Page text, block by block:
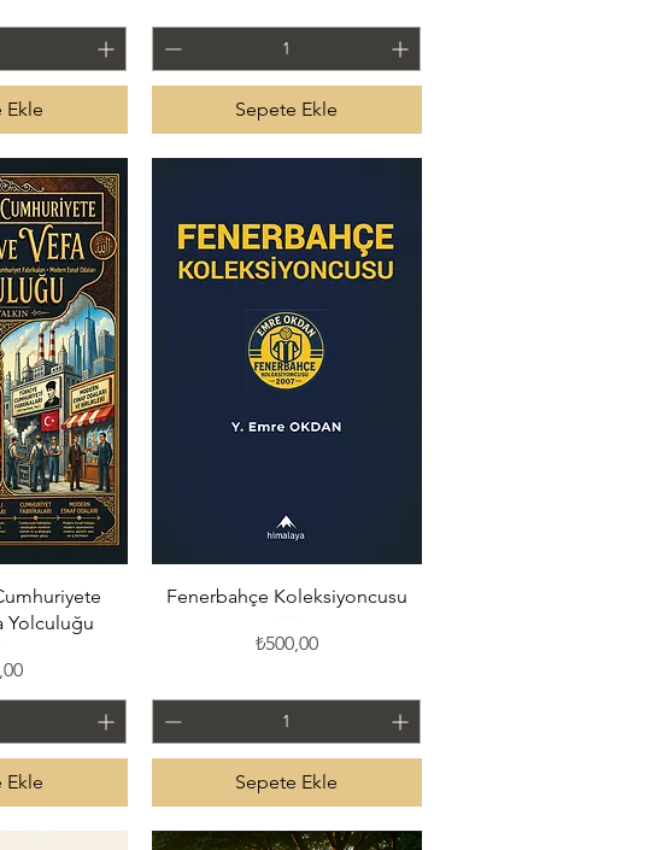
Ekle Sepete Ekle
Yolculuğu
Ekle
Hızlı Bakış
Fenerbahçe Koleksiyoncusu
Fiyat
₺500,00
Sepete Ekle